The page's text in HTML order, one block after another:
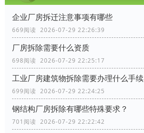
企业厂房拆迁注意事项有哪些
669阅读 2026-07-29 22:26:39
厂房拆除需要什么资质
698阅读 2026-07-29 22:25:17
工业厂房建筑物拆除需要办理什么手续
699阅读 2026-07-29 22:24:25
钢结构厂房拆除有哪些特殊要求？
701阅读 2026-07-29 22:22:42